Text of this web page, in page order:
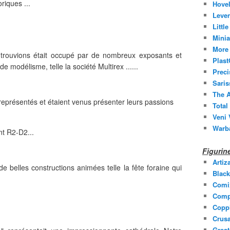
...
était occupé par de nombreux exposants et
modélisme, telle la société Multirex ......
et étaient venus présenter leurs passions
R2-D2...
belles constructions animées telle la fête foraine qui
The
Veni